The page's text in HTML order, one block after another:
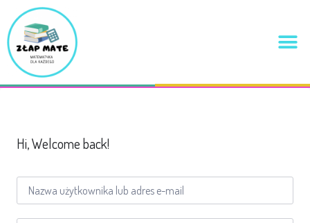
Hi, Welcome back!